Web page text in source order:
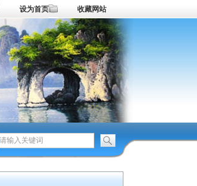
设为首页 收藏网站